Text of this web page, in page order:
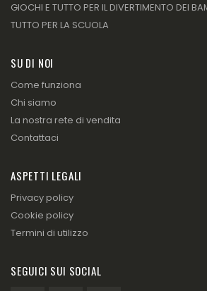
GIOCHI E TUTTO PER IL DIVERTIMENTO DEI
TUTTO PER LA SCUOLA
SU DI NOI
Come funziona
Chi siamo
La nostra rete di vendita
Contattaci
ASPETTI LEGALI
Privacy policy
Cookie policy
Termini di utilizzo
SEGUICI SUI SOCIAL